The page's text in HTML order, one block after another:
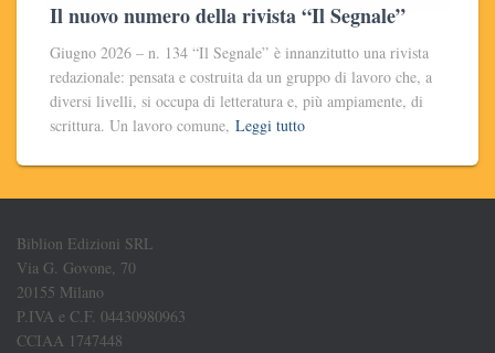
Il nuovo numero della rivista “Il Segnale”
Giugno 2026 – n. 134 “Il Segnale” è innanzitutto una rivista
redazionale: pensata e costruita da un gruppo di lavoro che, a
diversi livelli, si occupa di letteratura e, più ampiamente, di
scrittura. Un lavoro comune, Leggi tutto
Biblion Edizioni SRL
Via G. Govone, 70
20155 Milano
P.IVA e C.F. 04430980963
CCIAA 1747448